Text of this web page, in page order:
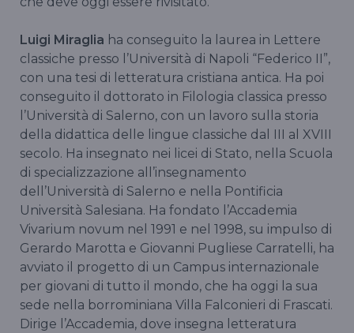
Luigi Miraglia ha conseguito la laurea in Lettere
classiche presso l’Università di Napoli “Federico II”,
con una tesi di letteratura cristiana antica. Ha poi
conseguito il dottorato in Filologia classica presso
l’Università di Salerno, con un lavoro sulla storia
della didattica delle lingue classiche dal III al XVIII
secolo. Ha insegnato nei licei di Stato, nella Scuola
di specializzazione all’insegnamento
dell’Università di Salerno e nella Pontificia
Università Salesiana. Ha fondato l’Accademia
Vivarium novum nel 1991 e nel 1998, su impulso di
Gerardo Marotta e Giovanni Pugliese Carratelli, ha
avviato il progetto di un Campus internazionale
per giovani di tutto il mondo, che ha oggi la sua
sede nella borrominiana Villa Falconieri di Frascati.
Dirige l’Accademia, dove insegna letteratura